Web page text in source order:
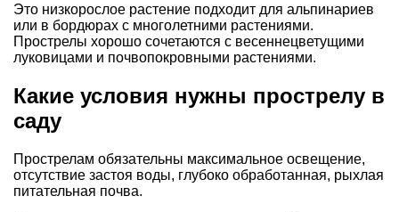
Это низкорослое растение подходит для альпинариев
или в бордюрах с многолетними растениями.
Прострелы хорошо сочетаются с весеннецветущими
луковицами и почвопокровными растениями.
Какие условия нужны прострелу в
саду
Прострелам обязательны максимальное освещение,
отсутствие застоя воды, глубоко обработанная, рыхлая
питательная почва.